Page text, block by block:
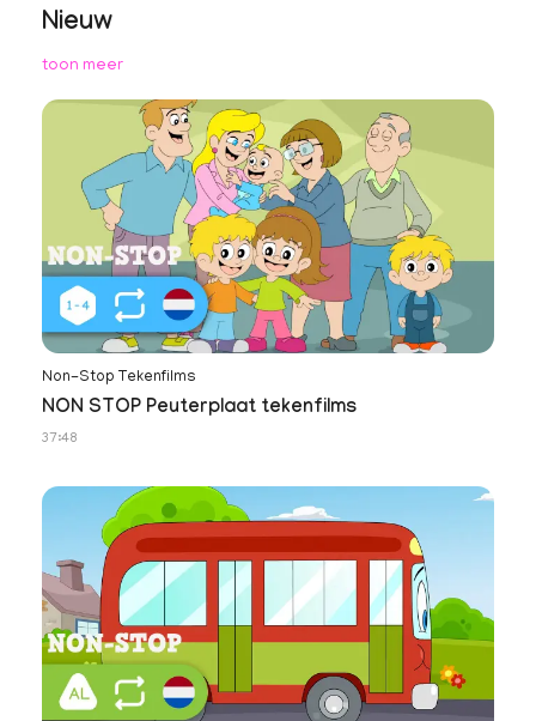
Nieuw
toon meer
Non-Stop Tekenfilms
NON STOP Peuterplaat tekenfilms
37:48